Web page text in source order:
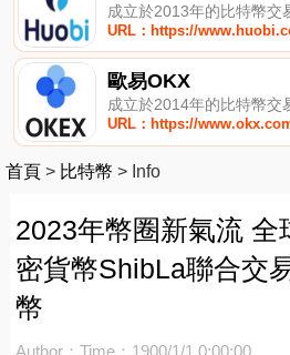
成立於2013年的比特幣交
URL：https://
歐易OKX
成立於2014年的比特幣交
URL：https://
首頁 > 比特幣 > Info
2023年幣圈新氣流 全
密貨幣ShibLa聯合交
幣
Author： Time：1900/1/1 0:00:00